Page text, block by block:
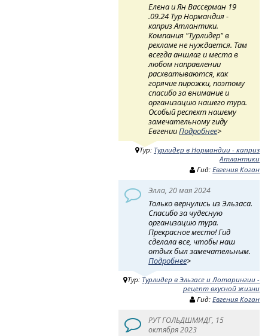
Елена и Ян Вассерман 19
.09.24 Тур Нормандия -
каприз Атлантики.
Компания "Турлидер" в
рекламе не нуждается. Там
всегда аншлаг и места в
любом направлении
расхватываются, как
горячие пирожки, поэтому
спасибо за внимание и
организацию нашего тура.
Особый респект нашему
замечательному гиду
ЕвгенииПодробнее>
Тур: Турлидер в Нормандии - каприз
Атлантики
Гид:Евгения Коган
Элла, 20 мая 2024
Только вернулись из Эльзаса.
Спасибо за чудесную
организацию тура.
Прекрасное место! Гид
сделала все, чтобы наш
отдых был замечательным.
Подробнее>
Тур: Турлидер в Эльзасе и Лотарингии -
рецепт вкусной жизни
Гид:Евгения Коган
РУТ ГОЛЬДШМИДГ, 15
октября 2023